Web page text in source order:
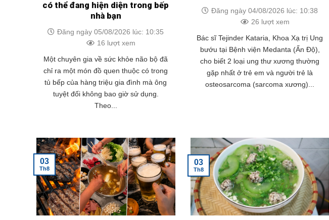
có thể đang hiện diện trong bếp
nhà bạn
Đăng ngày 05/08/2026 lúc: 10:35
16 lượt xem
Một chuyên gia về sức khỏe não bộ đã
chỉ ra một món đồ quen thuộc có trong
tủ bếp của hàng triệu gia đình mà ông
tuyệt đối không bao giờ sử dụng.
Theo...
Đăng ngày 04/08/2026 lúc: 10:38
26 lượt xem
Bác sĩ Tejinder Kataria, Khoa Xạ trị Ung
bướu tại Bệnh viện Medanta (Ấn Độ),
cho biết 2 loại ung thư xương thường
gặp nhất ở trẻ em và người trẻ là
osteosarcoma (sarcoma xương)...
03
Th8
03
Th8